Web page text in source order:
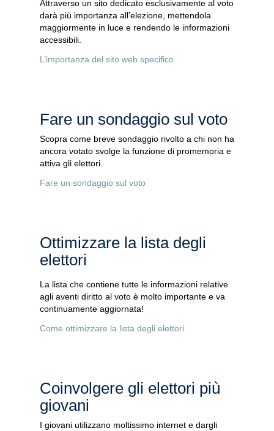
Attraverso un sito dedicato esclusivamente al voto
darà più importanza all’elezione, mettendola
maggiormente in luce e rendendo le informazioni
accessibili.
L’importanza del sito web specifico
Fare un sondaggio sul voto
Scopra come breve sondaggio rivolto a chi non ha
ancora votato svolge la funzione di promemoria e
attiva gli elettori.
Fare un sondaggio sul voto
Ottimizzare la lista degli
elettori
La lista che contiene tutte le informazioni relative
agli aventi diritto al voto è molto importante e va
continuamente aggiornata!
Come ottimizzare la lista degli elettori
Coinvolgere gli elettori più
giovani
I giovani utilizzano moltissimo internet e dargli